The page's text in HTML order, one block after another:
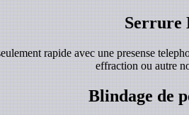
Serrure
rapide avec une presense
effraction ou autre
Blindage de